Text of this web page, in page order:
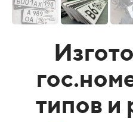
типов и